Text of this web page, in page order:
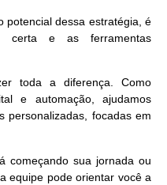
potencial dessa estratégia, é
certa e as ferramentas
toda a diferença. Como
e automação, ajudamos
personalizadas, focadas em
começando sua jornada ou
equipe pode orientar você a